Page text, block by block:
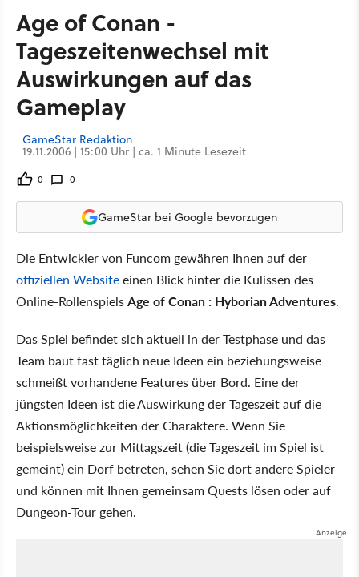
Age of Conan -
Tageszeitenwechsel mit
Auswirkungen auf das
Gameplay
GameStar Redaktion
19.11.2006 | 15:00 Uhr | ca. 1 Minute Lesezeit
0 0
GameStar bei Google bevorzugen
Die Entwickler von Funcom gewähren Ihnen auf der
offiziellen Websiteeinen Blick hinter die Kulissen des
Online-RollenspielsAge of Conan : Hyborian Adventures.
Das Spiel befindet sich aktuell in der Testphase und das
Team baut fast täglich neue Ideen ein beziehungsweise
schmeißt vorhandene Features über Bord. Eine der
jüngsten Ideen ist die Auswirkung der Tageszeit auf die
Aktionsmöglichkeiten der Charaktere. Wenn Sie
beispielsweise zur Mittagszeit (die Tageszeit im Spiel ist
gemeint) ein Dorf betreten, sehen Sie dort andere Spieler
und können mit Ihnen gemeinsam Quests lösen oder auf
Dungeon-Tour gehen.